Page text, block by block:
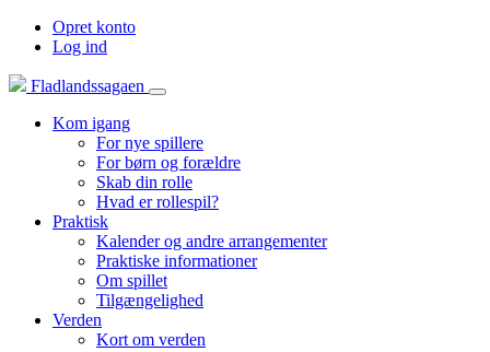
Opret konto
Log ind
Fladlandssagaen
Kom igang
For nye spillere
For børn og forældre
Skab din rolle
Hvad er rollespil?
Praktisk
Kalender og andre arrangementer
Praktiske informationer
Om spillet
Tilgængelighed
Verden
Kort om verden